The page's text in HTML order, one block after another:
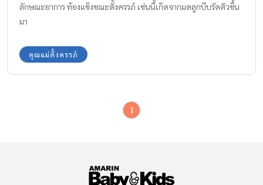
ลักษณะอาการ ท้องแข็งขณะตั้งครรภ์ เช่นนี้เกิดจากมดลูกบีบรัดตัวขึ้น
มา
คุณแม่ตั้งครรภ์
1